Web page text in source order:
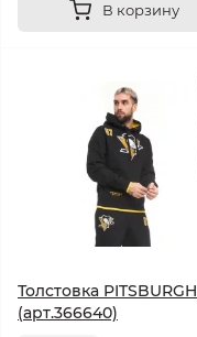
В корзину
Толстовка PITSBURGH
(арт.366640)